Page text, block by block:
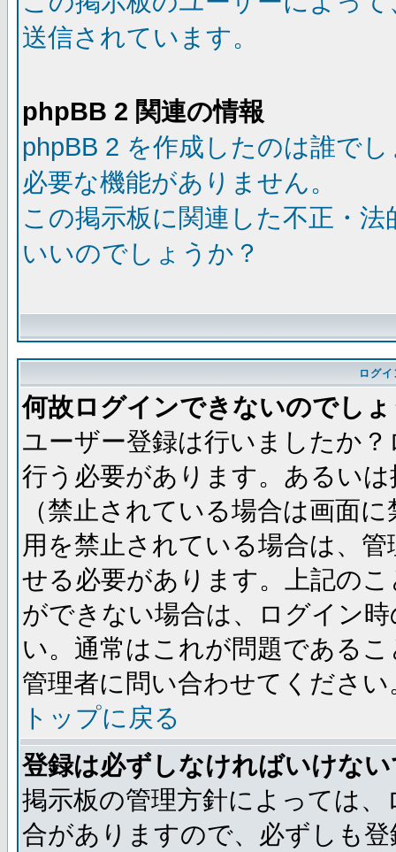
送信されています。
phpBB 2 関連の情報
phpBB 2 を作成したのは誰で
必要な機能がありません。
この掲示板に関連した不正・
いいのでしょうか？
ログ
何故ログインできないのでし
ユーザー登録は行いましたか
行う必要があります。あるい
（禁止されている場合は画面
用を禁止されている場合は、
せる必要があります。上記の
ができない場合は、ログイン
い。通常はこれが問題である
管理者に問い合わせてください
トップに戻る
登録は必ずしなければいけな
掲示板の管理方針によっては
合がありますので、必ずしも